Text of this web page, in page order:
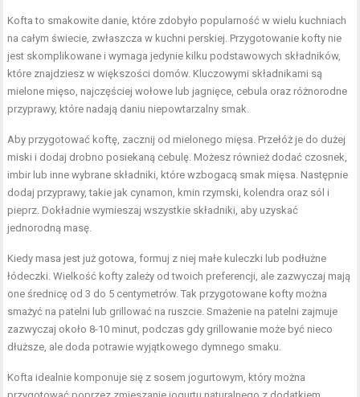
Kofta to smakowite danie, które zdobyło popularność w wielu kuchniach
na całym świecie, zwłaszcza w kuchni perskiej. Przygotowanie kofty nie
jest skomplikowane i wymaga jedynie kilku podstawowych składników,
które znajdziesz w większości domów. Kluczowymi składnikami są
mielone mięso, najczęściej wołowe lub jagnięce, cebula oraz różnorodne
przyprawy, które nadają daniu niepowtarzalny smak.
Aby przygotować koftę, zacznij od mielonego mięsa. Przełóż je do dużej
miski i dodaj drobno posiekaną cebulę. Możesz również dodać czosnek,
imbir lub inne wybrane składniki, które wzbogacą smak mięsa. Następnie
dodaj przyprawy, takie jak cynamon, kmin rzymski, kolendra oraz sól i
pieprz. Dokładnie wymieszaj wszystkie składniki, aby uzyskać
jednorodną masę.
Kiedy masa jest już gotowa, formuj z niej małe kuleczki lub podłużne
łódeczki. Wielkość kofty zależy od twoich preferencji, ale zazwyczaj mają
one średnicę od 3 do 5 centymetrów. Tak przygotowane kofty można
smażyć na patelni lub grillować na ruszcie. Smażenie na patelni zajmuje
zazwyczaj około 8-10 minut, podczas gdy grillowanie może być nieco
dłuższe, ale doda potrawie wyjątkowego dymnego smaku.
Kofta idealnie komponuje się z sosem jogurtowym, który można